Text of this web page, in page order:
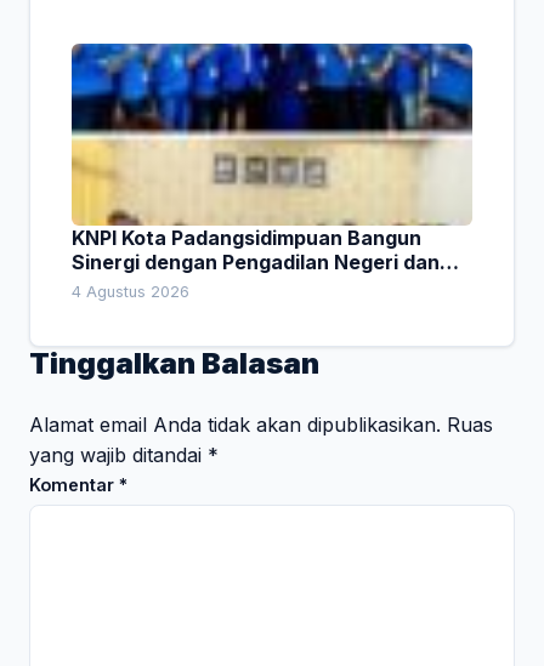
KNPI Kota Padangsidimpuan Bangun
Sinergi dengan Pengadilan Negeri dan
DPRD
4 Agustus 2026
Tinggalkan Balasan
Alamat email Anda tidak akan dipublikasikan. Ruas
yang wajib ditandai *
Komentar *